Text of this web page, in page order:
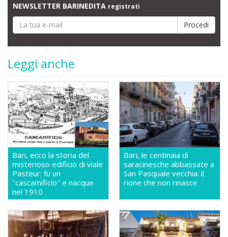
NEWSLETTER BARINEDITA registrati
Leggi anche
Bari, ecco la storia del
misterioso edificio di viale
Pasteur: fu un
"cascamificio" e nacque
nel 1910
Bari, le centinaia di
saracinesche abbassate a
San Pasquale vecchia: il
rione che non rinasce